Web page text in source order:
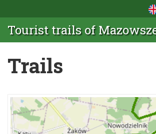
Tourist trails of
Trails